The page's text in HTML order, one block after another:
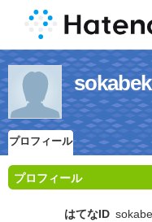
プロフィール
プロフィール
はてなID